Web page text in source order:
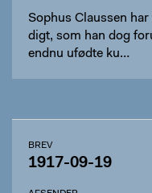
Sophus Claussen
digt, som han dog
endnu ufødte ku…
BREV
1917-09-19